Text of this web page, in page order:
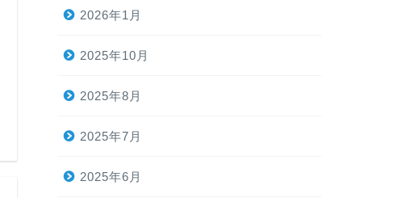
2026年1月
2025年10月
2025年8月
2025年7月
2025年6月